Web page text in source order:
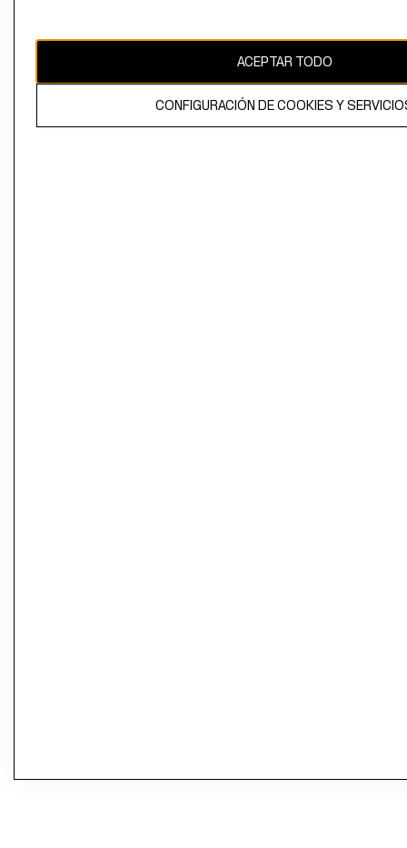
El contenido de esta página web está protegido por copyright y es
propiedad de H&M Hennes & Mauritz AB
ACEPTAR TODO
CONFIGURACIÓN DE COOKIES Y